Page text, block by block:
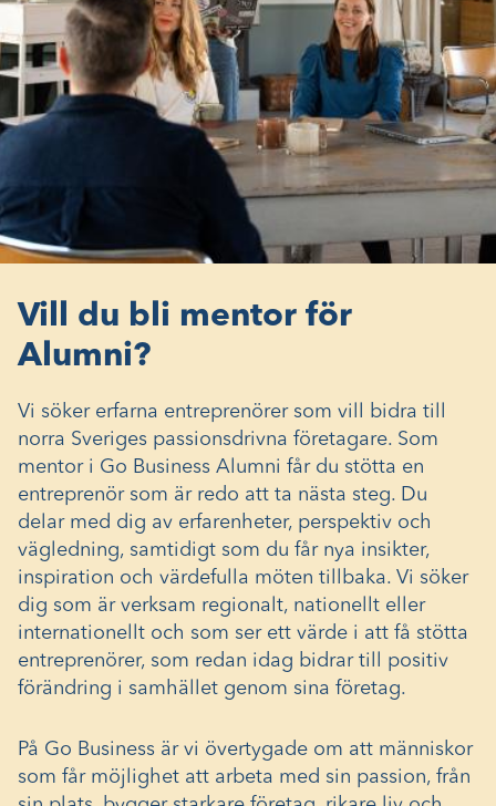
Vill du bli mentor för
Alumni?
Vi söker erfarna entreprenörer som vill bidra till
norra Sveriges passionsdrivna företagare. Som
mentor i Go Business Alumni får du stötta en
entreprenör som är redo att ta nästa steg. Du
delar med dig av erfarenheter, perspektiv och
vägledning, samtidigt som du får nya insikter,
inspiration och värdefulla möten tillbaka. Vi söker
dig som är verksam regionalt, nationellt eller
internationellt och som ser ett värde i att få stötta
entreprenörer, som redan idag bidrar till positiv
förändring i samhället genom sina företag.
På Go Business är vi övertygade om att människor
som får möjlighet att arbeta med sin passion, från